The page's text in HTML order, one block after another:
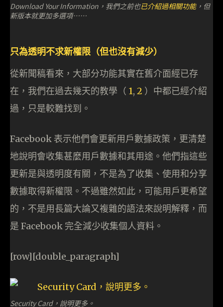
Download Your Information，我們之前也已介紹過相關功能，但
新版本就更加多選項⋯⋯
只為透明不求新權限（但也沒有減少）
從新聞稿看來，大部分功能其實在舊介面經已存
在，我們在過去幾天的教學（ 1, 2 ）中都已經介紹
過，只是較難找到。
Facebook 表示他們會更新用戶數據政策，更清楚
地說明會收集甚麼用戶數據和其用途。他們指這些
更新是與透明度有關，不是為了收集、使用和分享
數據取得新權限。不過雖然如此，可能用戶更希望
的，不是用長篇大論又複雜的語法來說明解釋，而
是 Facebook 完全減少收集個人資料。
[row][double_paragraph]
Security Card，說明更多。